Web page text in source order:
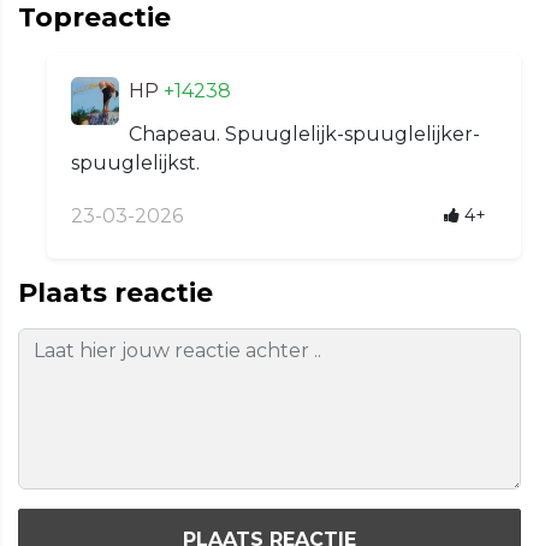
Topreactie
HP +14238
Chapeau. Spuuglelijk-spuuglelijker-
spuuglelijkst.
23-03-2026 4+
Plaats reactie
PLAATS REACTIE